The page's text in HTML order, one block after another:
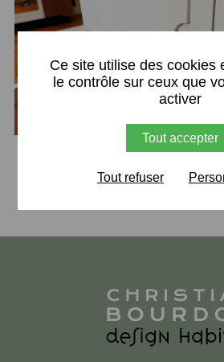
Retour
Ce site utilise des cookies
le contrôle sur ceux que
activer
Tout accepter
Tout refuser